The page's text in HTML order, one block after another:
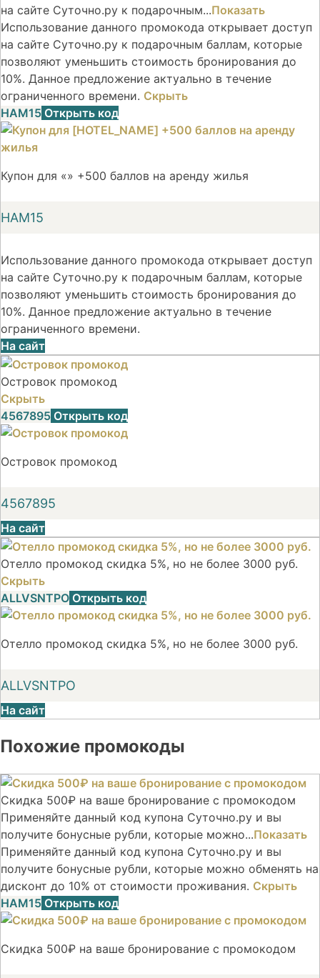
на сайте Суточно.ру к подарочным...Показать
Использование данного промокода открывает доступ
на сайте Суточно.ру к подарочным баллам, которые
позволяют уменьшить стоимость бронирования до
10%. Данное предложение актуально в течение
ограниченного времени. Скрыть
НАМ15 Открыть код
Купон для «» +500 баллов на аренду жилья
НАМ15
Использование данного промокода открывает доступ
на сайте Суточно.ру к подарочным баллам, которые
позволяют уменьшить стоимость бронирования до
10%. Данное предложение актуально в течение
ограниченного времени.
На сайт
Островок промокод
Скрыть
4567895 Открыть код
Островок промокод
4567895
На сайт
Отелло промокод скидка 5%, но не более 3000 руб.
Скрыть
ALLVSNTPO Открыть код
Отелло промокод скидка 5%, но не более 3000 руб.
ALLVSNTPO
На сайт
Похожие промокоды
Скидка 500₽ на ваше бронирование с промокодом
Применяйте данный код купона Суточно.ру и вы
получите бонусные рубли, которые можно...Показать
Применяйте данный код купона Суточно.ру и вы
получите бонусные рубли, которые можно обменять на
дисконт до 10% от стоимости проживания. Скрыть
НАМ15 Открыть код
Скидка 500₽ на ваше бронирование с промокодом